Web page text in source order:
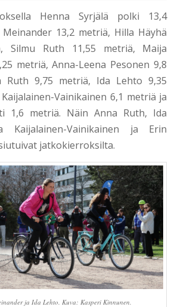
Henna Syrjälä polki 13,4
13,2 metriä, Hilla Häyhä
Silmu Ruth 11,55 metriä, Maija
metriä, Anna-Leena Pesonen 9,8
Ruth 9,75 metriä, Ida Lehto 9,35
Vainikainen 6,1 metriä ja
1,6 metriä. Näin Anna Ruth, Ida
Kaijalainen-Vainikainen ja Erin
jatkokierroksilta.
ja Ida Lehto. Kuva: Kasperi Kinnunen.